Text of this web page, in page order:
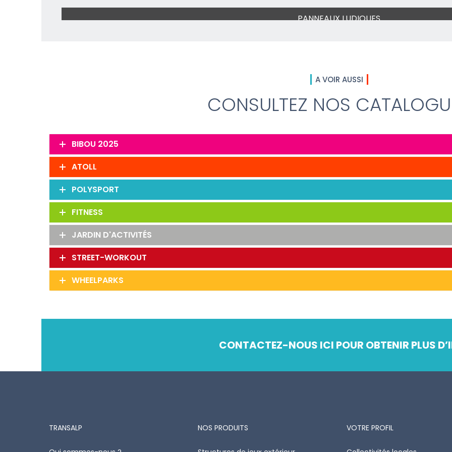
PANNEAUX LUDIQUES
A VOIR AUSSI
CONSULTEZ NOS
BIBOU 2025
ATOLL
POLYSPORT
FITNESS
JARDIN D'ACTIVITÉS
STREET-WORKOUT
WHEELPARKS
CONTACTEZ-NOUS ICI POUR OBTENIR PLUS
TRANSALP NOS PRODUITS VOTRE PROFIL